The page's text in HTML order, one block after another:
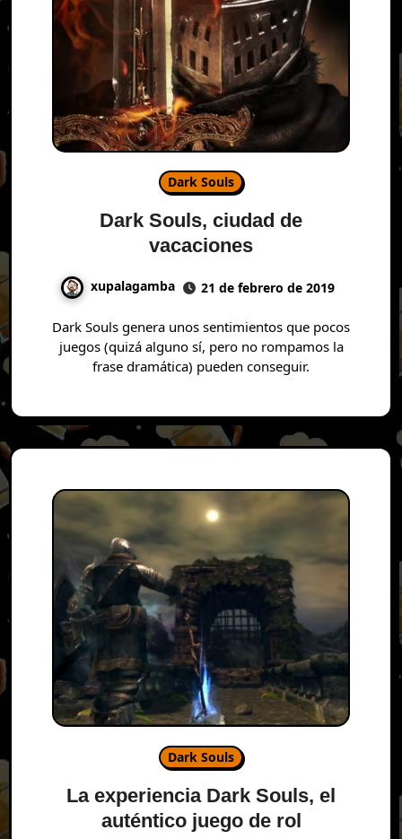
Dark Souls
Dark Souls, ciudad de
vacaciones
xupalagamba 21 de febrero de 2019
Dark Souls genera unos sentimientos que pocos
juegos (quizá alguno sí, pero no rompamos la
frase dramática) pueden conseguir.
Dark Souls
La experiencia Dark Souls, el
auténtico juego de rol